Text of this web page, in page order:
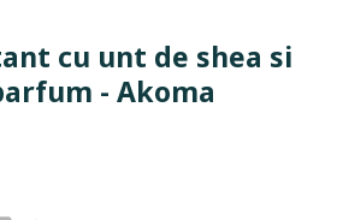
cu unt de shea si
- Akoma